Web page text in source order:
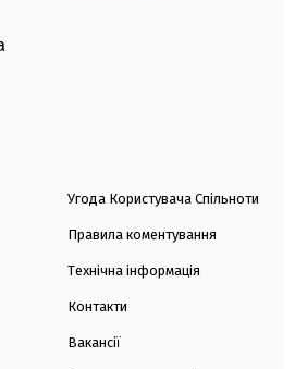
Угода Користувача Спільноти
Правила коментування
Технічна інформація
Контакти
Вакансії